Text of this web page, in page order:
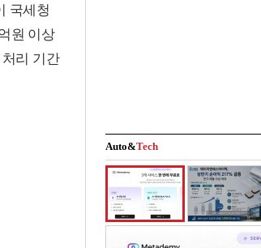
국세청
원 이상
리 기간
Auto&Tech